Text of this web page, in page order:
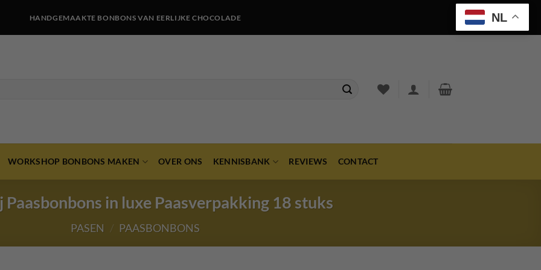
HANDGEMAAKTE BONBONS VAN EERLIJKE CHOCOLADE
WORKSHOP BONBONS MAKEN OVER ONS KENNISBANK REVIEWS CONTACT
Paasbonbons in luxe Paasverpakking 18 stuks
PASEN / PAASBONBONS
NL